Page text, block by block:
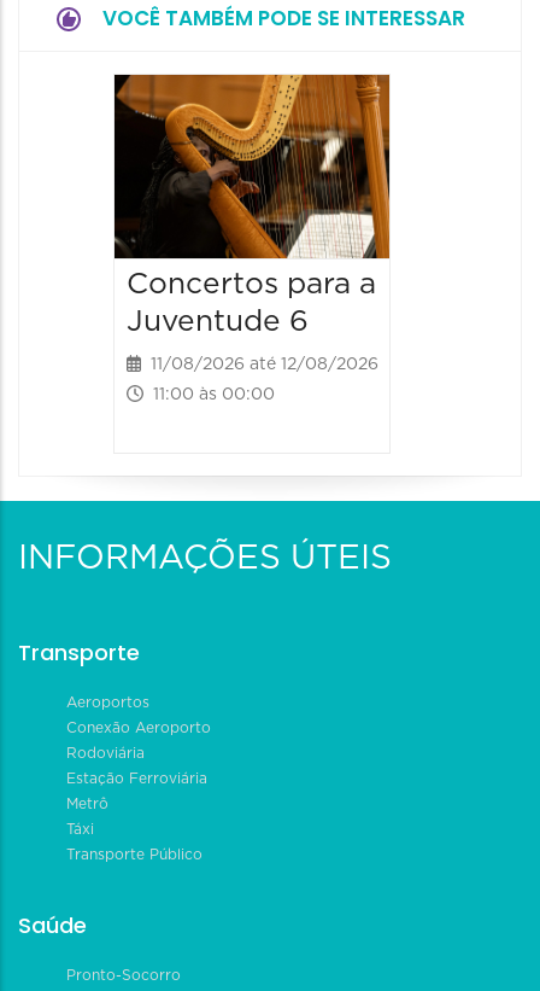
VOCÊ TAMBÉM PODE SE INTERESSAR
Concertos para a
Juventude 6
11/08/2026 até 12/08/2026
11:00 às 00:00
INFORMAÇÕES ÚTEIS
Transporte
Aeroportos
Conexão Aeroporto
Rodoviária
Estação Ferroviária
Metrô
Táxi
Transporte Público
Saúde
Pronto-Socorro